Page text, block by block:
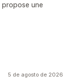
propose une
5 de agosto de 2026